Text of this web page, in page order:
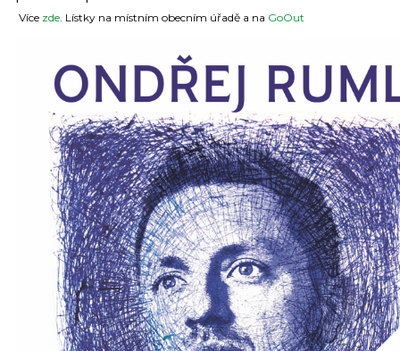
Více zde. Lístky na místním obecním úřadě a na GoOut